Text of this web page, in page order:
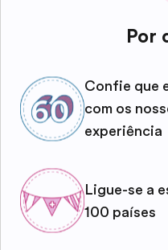
Por
Confie que
com os
experiência
Ligue-se a
100 países